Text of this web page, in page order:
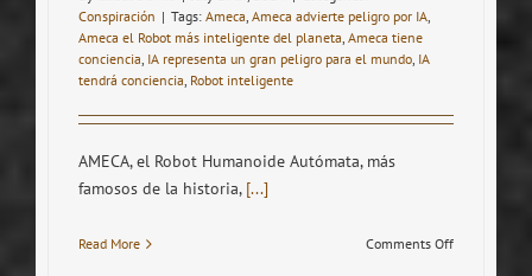
Conspiración | Tags: Ameca, Ameca advierte peligro por IA,
Ameca el Robot más inteligente del planeta, Ameca tiene
conciencia, IA representa un gran peligro para el mundo, IA
tendrá conciencia, Robot inteligente
AMECA, el Robot Humanoide Autómata, más
famosos de la historia,[...]
Read More Comments Offon